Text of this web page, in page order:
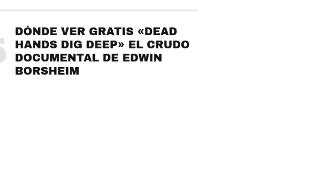
DÓNDE VER GRATIS «DEAD
HANDS DIG DEEP» EL CRUDO
DOCUMENTAL DE EDWIN
BORSHEIM